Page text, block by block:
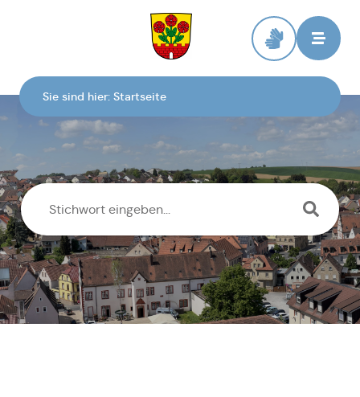
Sie sind hier: Startseite